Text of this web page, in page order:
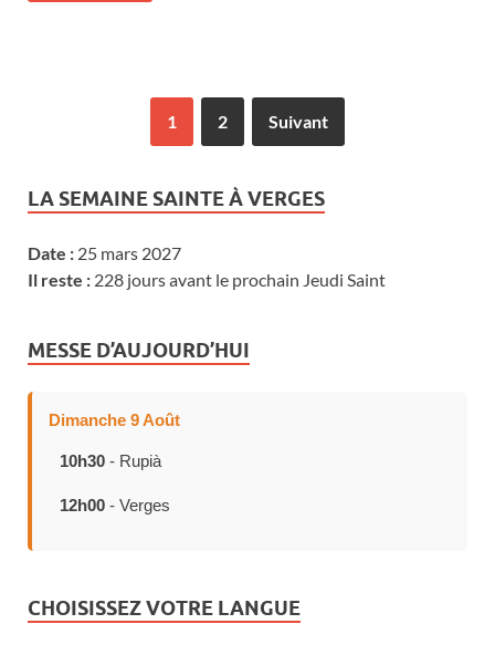
1 2 Suivant
LA SEMAINE SAINTE À VERGES
Date : 25 mars 2027
Il reste : 228 jours avant le prochain Jeudi Saint
MESSE D’AUJOURD’HUI
Dimanche 9 Août
10h30 - Rupià
12h00 - Verges
CHOISISSEZ VOTRE LANGUE